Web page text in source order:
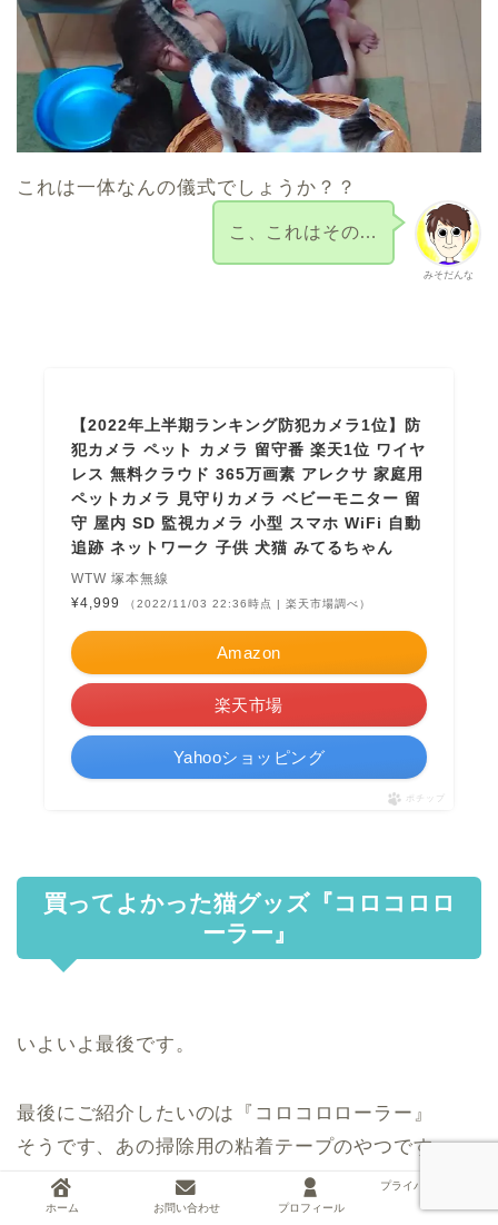
これは一体なんの儀式でしょうか？？
みそだんな
こ、これはその…
【2022年上半期ランキング防犯カメラ1位】防
犯カメラ ペット カメラ 留守番 楽天1位 ワイヤ
レス 無料クラウド 365万画素 アレクサ 家庭用
ペットカメラ 見守りカメラ ベビーモニター 留
守 屋内 SD 監視カメラ 小型 スマホ WiFi 自動
追跡 ネットワーク 子供 犬猫 みてるちゃん
WTW 塚本無線
¥4,999
（2022/11/03 22:36時点 | 楽天市場調べ）
Amazon
楽天市場
Yahooショッピング
ポチップ
買ってよかった猫グッズ『コロコロロ
ーラー』
いよいよ最後です。
最後にご紹介したいのは『コロコロローラー』
そうです、あの掃除用の粘着テープのやつです
ん？猫グッズ？？？？
ホーム お問い合わせ プロフィール
プライバシーポリシー